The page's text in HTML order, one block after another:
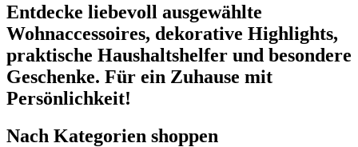
Entdecke liebevoll ausgewählte
Wohnaccessoires, dekorative Highlights,
praktische Haushaltshelfer und besondere
Geschenke. Für ein Zuhause mit
Persönlichkeit!
Nach Kategorien shoppen